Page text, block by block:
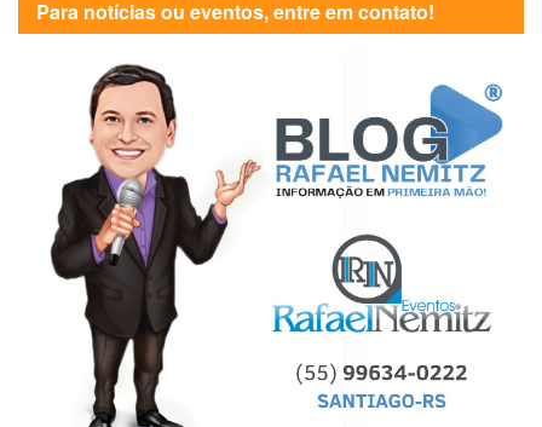
Para notícias ou eventos, entre em contato!